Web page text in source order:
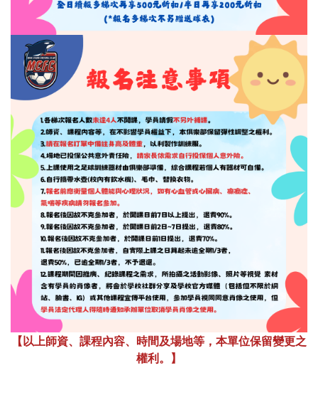
【以上師資、課程內容、時間及場地等，本單位保留變更之
權利。】